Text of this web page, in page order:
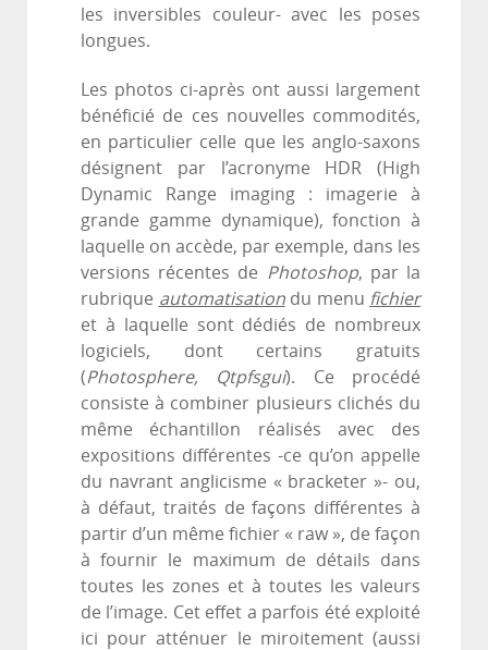
les inversibles couleur- avec les poses
longues.
Les photos ci-après ont aussi largement
bénéficié de ces nouvelles commodités,
en particulier celle que les anglo-saxons
désignent par l’acronyme HDR (High
Dynamic Range imaging : imagerie à
grande gamme dynamique), fonction à
laquelle on accède, par exemple, dans les
versions récentes de Photoshop, par la
rubrique automatisationdu menu fichier
et à laquelle sont dédiés de nombreux
logiciels, dont certains gratuits
(Photosphere, Qtpfsgui). Ce procédé
consiste à combiner plusieurs clichés du
même échantillon réalisés avec des
expositions différentes -ce qu’on appelle
du navrant anglicisme « bracketer »- ou,
à défaut, traités de façons différentes à
partir d’un même fichier « raw », de façon
à fournir le maximum de détails dans
toutes les zones et à toutes les valeurs
de l’image. Cet effet a parfois été exploité
ici pour atténuer le miroitement (aussi